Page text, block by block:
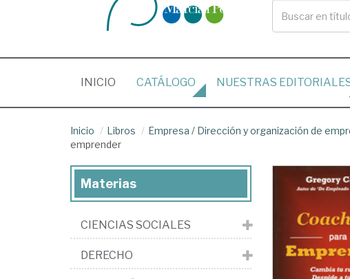
INICIO (CURRENT)
CATÁLOGO NUESTRAS
Inicio Libros Empresa / Dirección y organización de
emprender
Materias
CIENCIAS SOCIALES
DERECHO